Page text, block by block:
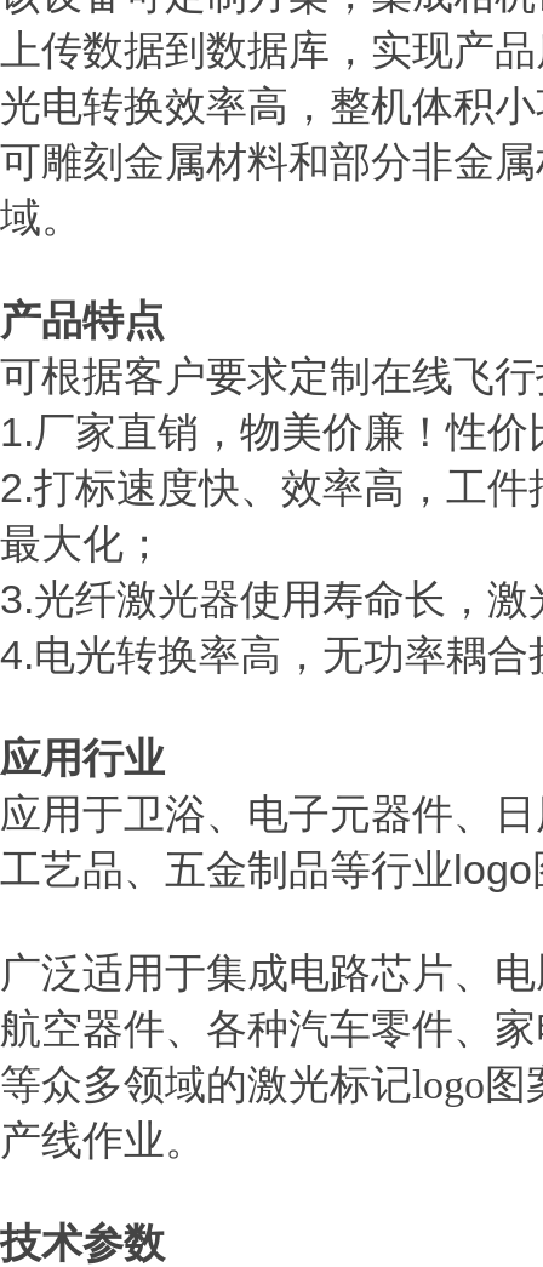
上传数据到数据库，实现产
光电转换效率高，整机体积
可雕刻金属材料和部分非金
域。
产品特点
可根据客户要求定制在线飞
1.厂家直销，物美价廉！性价
2.打标速度快、效率高，工
最大化；
3.光纤激光器使用寿命长，
4.电光转换率高，无功率耦
应用行业
应用于卫浴、电子元器件、
工艺品、五金制品等行业logo
广泛适用于集成电路芯片、
航空器件、各种汽车零件、
等众多领域的激光标记logo
产线作业。
技术参数